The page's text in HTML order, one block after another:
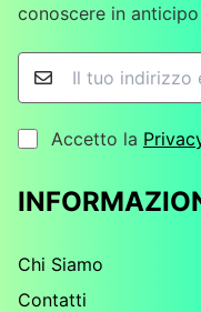
conoscere in
Accetto la
Chi Siamo
Contatti